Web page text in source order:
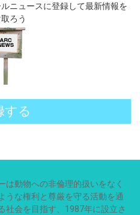
ニュースに登録して最新情報を
ろう
する
は動物への非倫理的扱いをなく
うな権利と尊厳を守る活動を通
社会を目指す、1987年に設立さ